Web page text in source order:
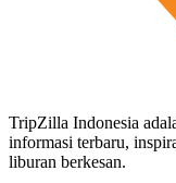
TripZilla Indonesia
informasi terbaru,
liburan berkesan.